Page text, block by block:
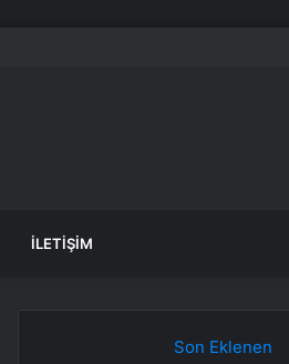
İLETIŞIM
Son Eklenen